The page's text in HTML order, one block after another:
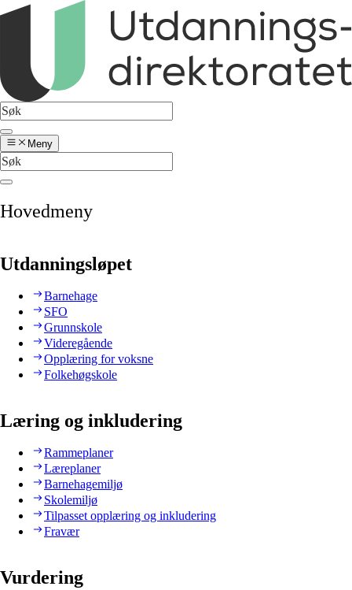
Meny
Hovedmeny
Utdanningsløpet
Barnehage
SFO
Grunnskole
Videregående
Opplæring for voksne
Folkehøgskole
Læring og inkludering
Rammeplaner
Læreplaner
Barnehagemiljø
Skolemiljø
Tilpasset opplæring og inkludering
Fravær
Vurdering